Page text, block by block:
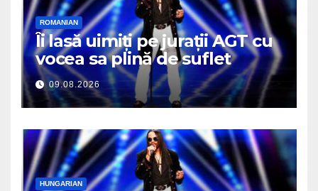
ROMANIAN
Îi lasă uimiți pe jurații AGT cu
vocea sa plină de suflet
09.08.2026
HUNGARIAN